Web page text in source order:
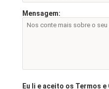
Mensagem:
Eu li e aceito os Termos